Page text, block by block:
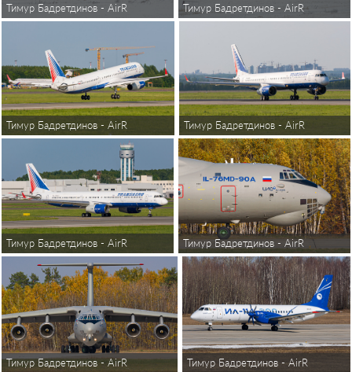
Тимур Бадретдинов - AirReview Тимур Бадретдинов - AirReview
Тимур Бадретдинов - AirReview Тимур Бадретдинов - AirReview
Тимур Бадретдинов - AirReview Тимур Бадретдинов - AirReview
Тимур Бадретдинов - AirReview Тимур Бадретдинов - AirReview